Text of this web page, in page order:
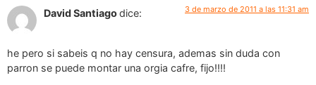
David Santiagodice: 3 de marzo de 2011 a las 11:31 am
he pero si sabeis q no hay censura, ademas sin duda con
parron se puede montar una orgia cafre, fijo!!!!